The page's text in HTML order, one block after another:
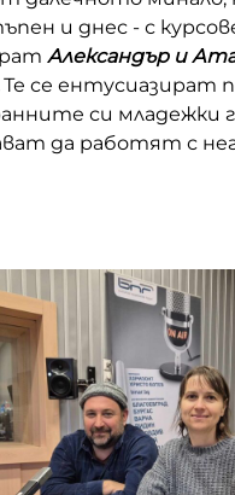
любимец
Ви
и днес - с
Александър и
Те се ентусиазират
си младежки
да работят с